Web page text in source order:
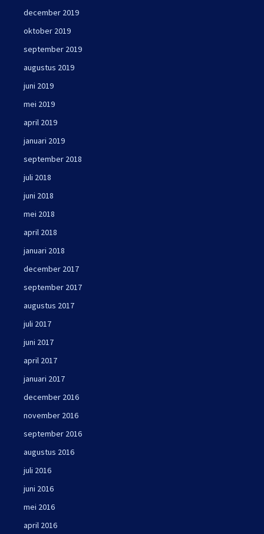
december 2019
oktober 2019
september 2019
augustus 2019
juni 2019
mei 2019
april 2019
januari 2019
september 2018
juli 2018
juni 2018
mei 2018
april 2018
januari 2018
december 2017
september 2017
augustus 2017
juli 2017
juni 2017
april 2017
januari 2017
december 2016
november 2016
september 2016
augustus 2016
juli 2016
juni 2016
mei 2016
april 2016